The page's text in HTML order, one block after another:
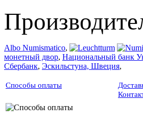
Albo Numismatico,
монетный двор, Национальный банк
Сбербанк, Эскильстуна, Швеция,
Способы оплаты